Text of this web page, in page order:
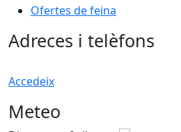
Ofertes de feina
Adreces i telèfons
Accedeix
Meteo